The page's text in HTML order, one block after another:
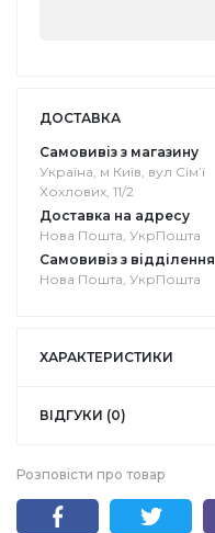
ДОСТАВКА
Самовивіз з магазину
Україна, м Київ, вул Сімʼї
Хохлових, 11/2
Доставка на адресу
Нова Пошта, УкрПошта
Самовивіз з відділення
Нова Пошта, УкрПошта
ХАРАКТЕРИСТИКИ
ВІДГУКИ (0)
Розповісти про товар